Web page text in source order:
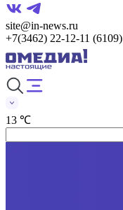
site@in-news.ru
+7(3462) 22-12-11 (6109)
13 ℃